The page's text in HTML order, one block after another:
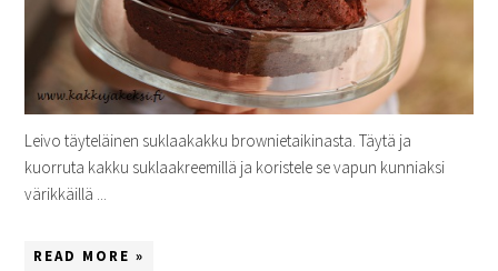
Leivo täyteläinen suklaakakku brownietaikinasta. Täytä ja
kuorruta kakku suklaakreemillä ja koristele se vapun kunniaksi
värikkäillä ...
READ MORE »